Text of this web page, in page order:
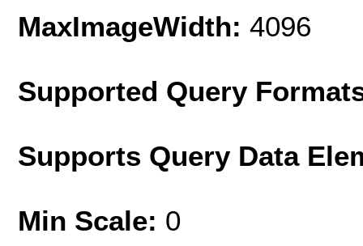
MaxImageWidth: 4096
Supported Query
Supports Query Data
Min Scale: 0